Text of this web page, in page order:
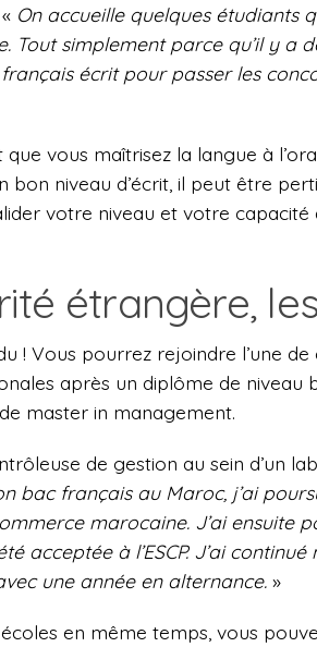
On accueille quelques étudiants
simplement parce qu’il y a
écrit pour passer les
vous maîtrisez la langue à
bon niveau d’écrit, il peut être
votre niveau et votre capacité
étrangère,
! Vous pourrez rejoindre l’une
après un diplôme de niveau
master in management.
de gestion au sein d’un
bac français au Maroc, j’ai
marocaine. J’ai ensuite
acceptée à l’ESCP. J’ai
une année en alternance. »
en même temps, vous